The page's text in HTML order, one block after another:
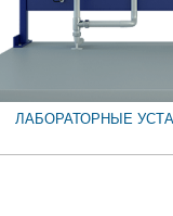
ЛАБОРАТОРНЫЕ